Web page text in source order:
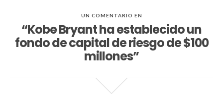
UN COMENTARIO EN
“Kobe Bryant ha establecido un
fondo de capital de riesgo de $100
millones”